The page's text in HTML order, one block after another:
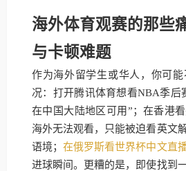
海外体育观赛的那些
与卡顿难题
作为海外留学生或华人，你可
况：打开腾讯体育想看NBA季后
在中国大陆地区可用”；在香港
海外无法观看，只能被迫看英文
语境；在俄罗斯看世界杯中文直
进球瞬间。更糟的是，即使找到